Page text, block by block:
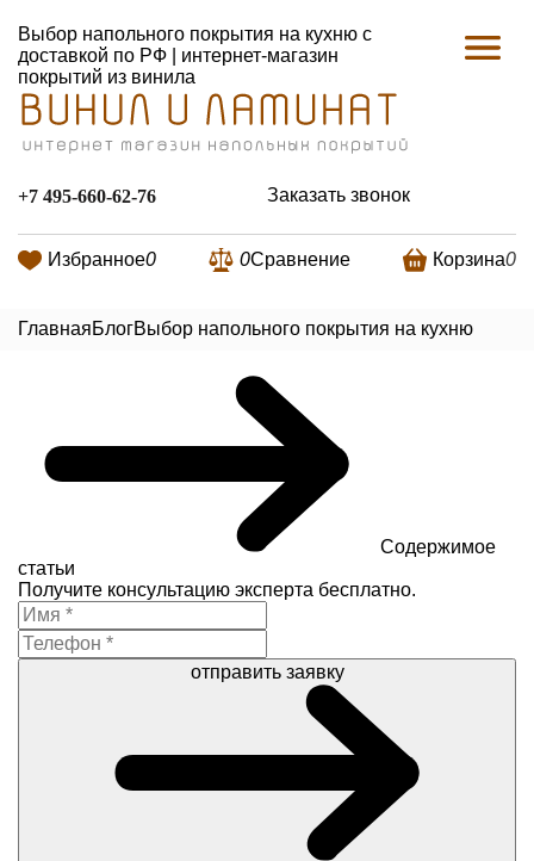
Выбор напольного покрытия на кухню с
доставкой по РФ | интернет-магазин
покрытий из винила
+7 495-660-62-76 Заказать звонок
Избранное0 0Сравнение Корзина0
ГлавнаяБлогВыбор напольного покрытия на кухню
Содержимое
статьи
Получите консультацию эксперта бесплатно.
отправить заявку